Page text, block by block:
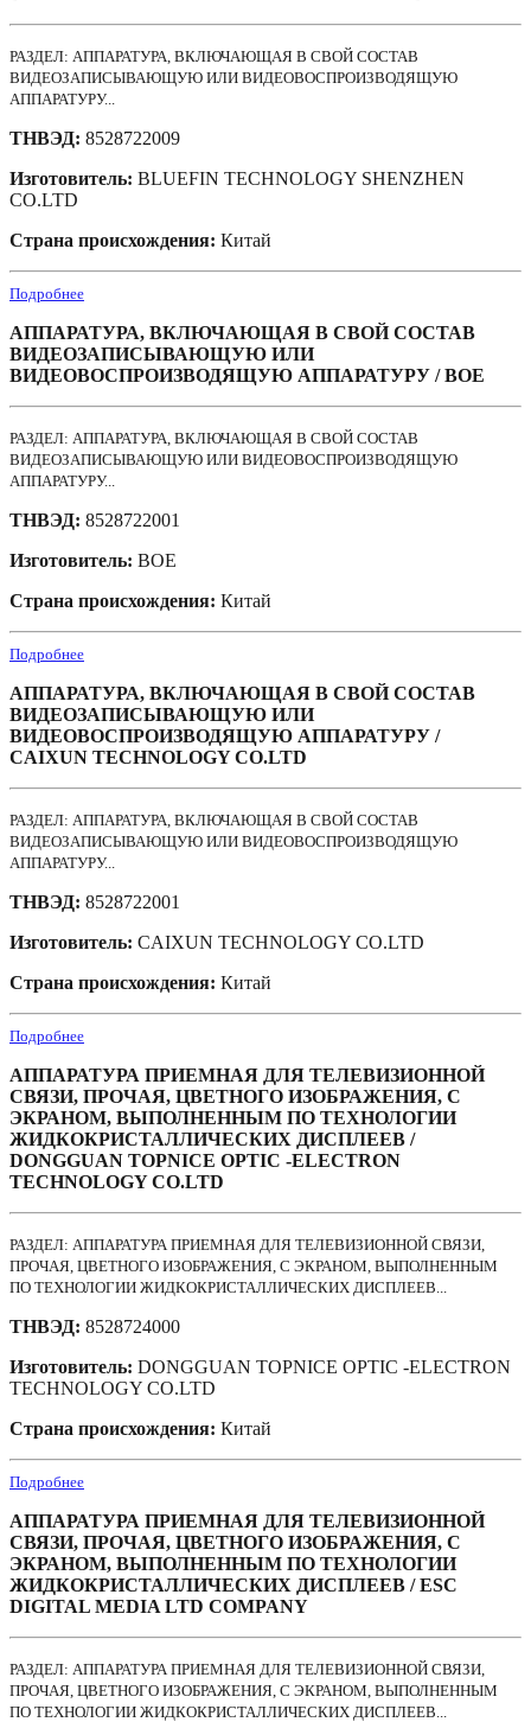
РАЗДЕЛ: АППАРАТУРА, ВКЛЮЧАЮЩАЯ В СВОЙ СОСТАВ
ВИДЕОЗАПИСЫВАЮЩУЮ ИЛИ ВИДЕОВОСПРОИЗВОДЯЩУЮ
АППАРАТУРУ...
ТНВЭД: 8528722009
Изготовитель: BLUEFIN TECHNOLOGY SHENZHEN
СО.LTD
Страна происхождения: Китай
Подробнее
АППАРАТУРА, ВКЛЮЧАЮЩАЯ В СВОЙ СОСТАВ
ВИДЕОЗАПИСЫВАЮЩУЮ ИЛИ
ВИДЕОВОСПРОИЗВОДЯЩУЮ АППАРАТУРУ / BOE
РАЗДЕЛ: АППАРАТУРА, ВКЛЮЧАЮЩАЯ В СВОЙ СОСТАВ
ВИДЕОЗАПИСЫВАЮЩУЮ ИЛИ ВИДЕОВОСПРОИЗВОДЯЩУЮ
АППАРАТУРУ...
ТНВЭД: 8528722001
Изготовитель: BOE
Страна происхождения: Китай
Подробнее
АППАРАТУРА, ВКЛЮЧАЮЩАЯ В СВОЙ СОСТАВ
ВИДЕОЗАПИСЫВАЮЩУЮ ИЛИ
ВИДЕОВОСПРОИЗВОДЯЩУЮ АППАРАТУРУ /
CAIXUN TECHNOLOGY CO.LTD
РАЗДЕЛ: АППАРАТУРА, ВКЛЮЧАЮЩАЯ В СВОЙ СОСТАВ
ВИДЕОЗАПИСЫВАЮЩУЮ ИЛИ ВИДЕОВОСПРОИЗВОДЯЩУЮ
АППАРАТУРУ...
ТНВЭД: 8528722001
Изготовитель: CAIXUN TECHNOLOGY CO.LTD
Страна происхождения: Китай
Подробнее
АППАРАТУРА ПРИЕМНАЯ ДЛЯ ТЕЛЕВИЗИОННОЙ
СВЯЗИ, ПРОЧАЯ, ЦВЕТНОГО ИЗОБРАЖЕНИЯ, С
ЭКРАНОМ, ВЫПОЛНЕННЫМ ПО ТЕХНОЛОГИИ
ЖИДКОКРИСТАЛЛИЧЕСКИХ ДИСПЛЕЕВ /
DONGGUAN TOPNICE OPTIC -ELECTRON
TECHNOLOGY CO.LTD
РАЗДЕЛ: АППАРАТУРА ПРИЕМНАЯ ДЛЯ ТЕЛЕВИЗИОННОЙ СВЯЗИ,
ПРОЧАЯ, ЦВЕТНОГО ИЗОБРАЖЕНИЯ, С ЭКРАНОМ, ВЫПОЛНЕННЫМ
ПО ТЕХНОЛОГИИ ЖИДКОКРИСТАЛЛИЧЕСКИХ ДИСПЛЕЕВ...
ТНВЭД: 8528724000
Изготовитель: DONGGUAN TOPNICE OPTIC -ELECTRON
TECHNOLOGY CO.LTD
Страна происхождения: Китай
Подробнее
АППАРАТУРА ПРИЕМНАЯ ДЛЯ ТЕЛЕВИЗИОННОЙ
СВЯЗИ, ПРОЧАЯ, ЦВЕТНОГО ИЗОБРАЖЕНИЯ, С
ЭКРАНОМ, ВЫПОЛНЕННЫМ ПО ТЕХНОЛОГИИ
ЖИДКОКРИСТАЛЛИЧЕСКИХ ДИСПЛЕЕВ / ESC
DIGITAL MEDIA LTD COMPANY
РАЗДЕЛ: АППАРАТУРА ПРИЕМНАЯ ДЛЯ ТЕЛЕВИЗИОННОЙ СВЯЗИ,
ПРОЧАЯ, ЦВЕТНОГО ИЗОБРАЖЕНИЯ, С ЭКРАНОМ, ВЫПОЛНЕННЫМ
ПО ТЕХНОЛОГИИ ЖИДКОКРИСТАЛЛИЧЕСКИХ ДИСПЛЕЕВ...